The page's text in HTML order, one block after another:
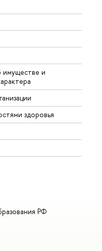
имуществе и
здоровья
РФ